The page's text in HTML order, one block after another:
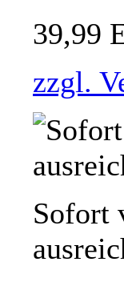
39,99
zzgl.
Sofort